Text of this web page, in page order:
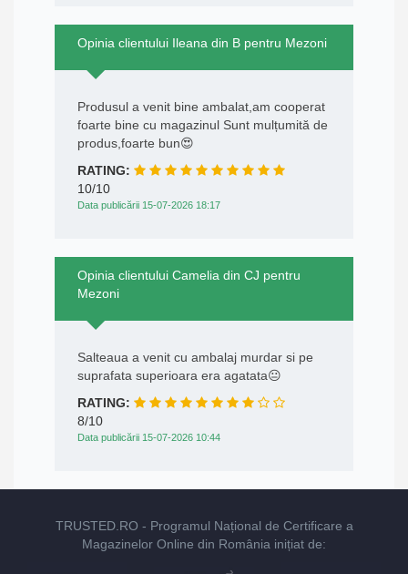
Opinia clientului Ileana din B pentru Mezoni
Produsul a venit bine ambalat,am cooperat
foarte bine cu magazinul Sunt mulțumită de
produs,foarte bun😍
RATING:
10/10
Data publicării 15-07-2026 18:17
Opinia clientului Camelia din CJ pentru
Mezoni
Salteaua a venit cu ambalaj murdar si pe
suprafata superioara era agatata😐
RATING:
8/10
Data publicării 15-07-2026 10:44
TRUSTED.RO - Programul Național de Certificare a
Magazinelor Online din România inițiat de: